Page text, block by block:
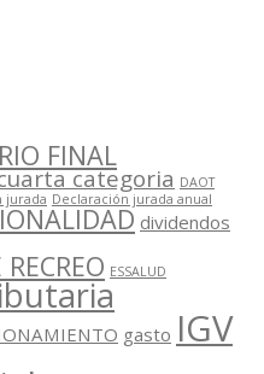
FINAL
categoria DAOT
jurada Declaración jurada anual
dividendos
ESSALUD
gasto IGV